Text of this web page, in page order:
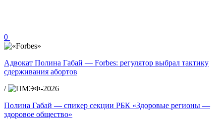
0
Адвокат Полина Габай — Forbes: регулятор выбрал тактику
сдерживания абортов
/
Полина Габай — спикер секции РБК «Здоровые регионы —
здоровое общество»